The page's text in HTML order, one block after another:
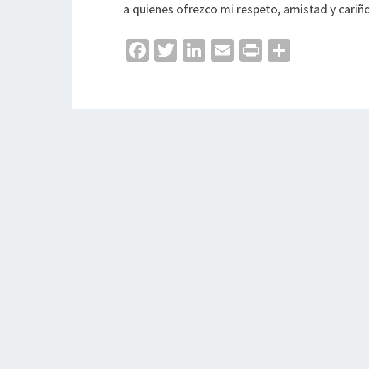
a quienes ofrezco mi respeto, amistad y
Fa T
Li
E
Pr